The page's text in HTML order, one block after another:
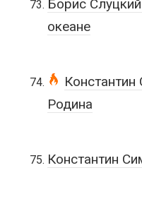
Борис
океане
Родина
Константин